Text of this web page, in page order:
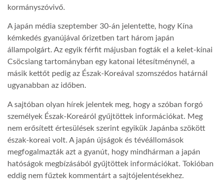
A NAP SZÉPE
LINKTR.EE
GLOBOZSARU
DOBRAVERO.HU
LATIMO.HU
kormányszóvivő.
A japán média szeptember 30-án jelentette, hogy Kína
kémkedés gyanújával őrizetben tart három japán
állampolgárt. Az egyik férfit májusban fogták el a kelet-kínai
Csöcsiang tartományban egy katonai létesítménynél, a
másik kettőt pedig az Észak-Koreával szomszédos határnál
ugyanabban az időben.
A sajtóban olyan hírek jelentek meg, hogy a szóban forgó
személyek Észak-Koreáról gyűjtöttek információkat. Meg
nem erősített értesülések szerint egyikük Japánba szökött
észak-koreai volt. A japán újságok és tévéállomások
megfogalmazták azt a gyanút, hogy mindhárman a japán
hatóságok megbízásából gyűjtöttek információkat. Tokióban
eddig nem fűztek kommentárt a sajtójelentésekhez.